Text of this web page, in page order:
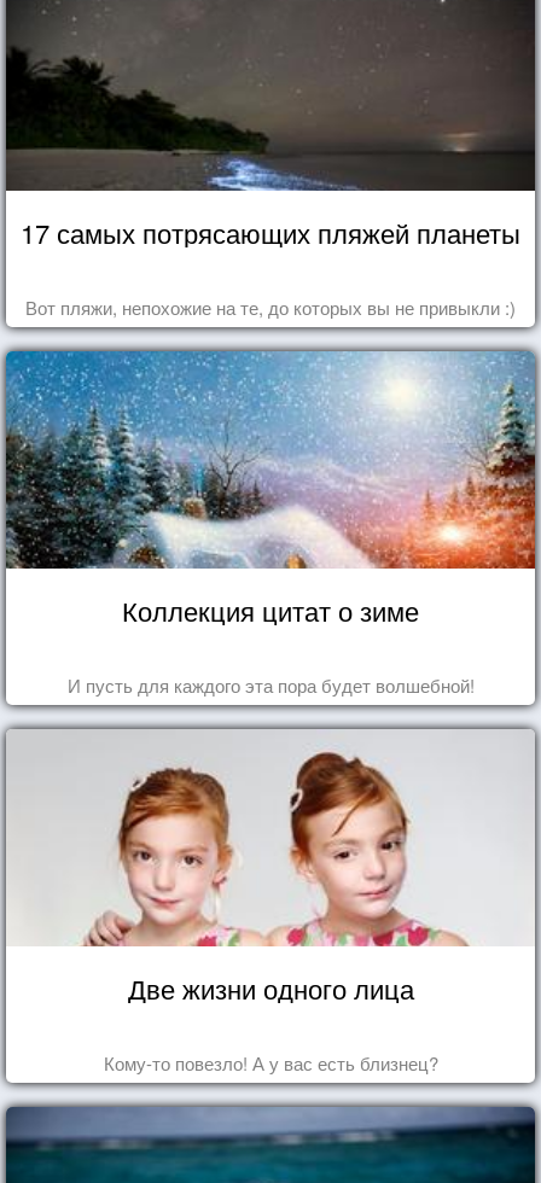
17 самых потрясающих пляжей планеты
Вот пляжи, непохожие на те, до которых вы не привыкли :)
Коллекция цитат о зиме
И пусть для каждого эта пора будет волшебной!
Две жизни одного лица
Кому-то повезло! А у вас есть близнец?